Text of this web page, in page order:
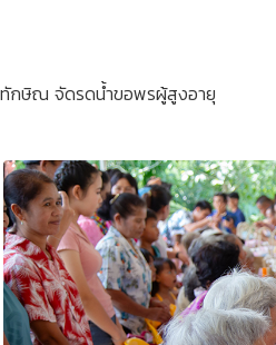
กษิณ จัดรดน้ำขอพรผู้สูงอายุ